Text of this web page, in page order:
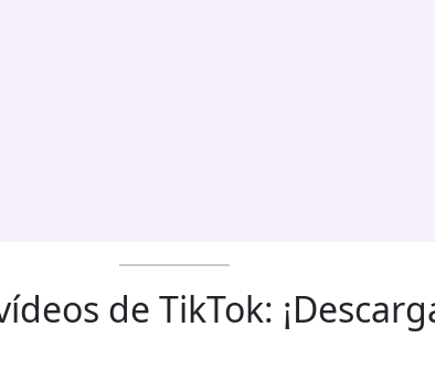
de TikTok: